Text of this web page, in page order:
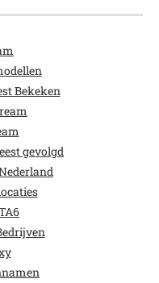
Bekeken
gevolgd